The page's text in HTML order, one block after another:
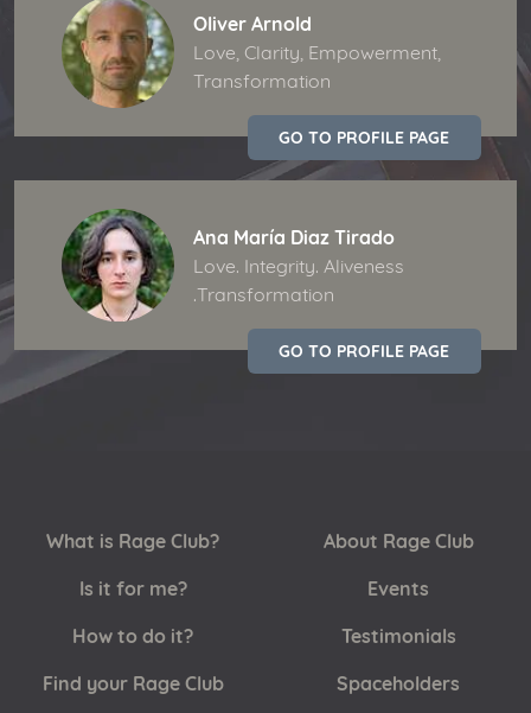
Oliver Arnold
Love, Clarity, Empowerment,
Transformation
GO TO PROFILE PAGE
Ana María Diaz Tirado
Love. Integrity. Aliveness
.Transformation
GO TO PROFILE PAGE
What is Rage Club?
Is it for me?
How to do it?
Find your Rage Club
About Rage Club
Events
Testimonials
Spaceholders